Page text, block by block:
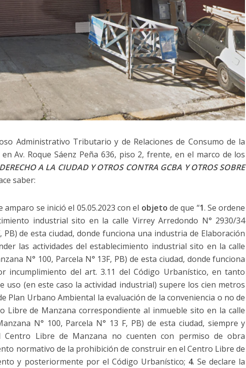
Administrativo Tributario y de Relaciones de Consumo de la
Av. Roque Sáenz Peña 636, piso 2, frente, en el marco de los
A LA CIUDAD Y OTROS CONTRA GCBA Y OTROS SOBRE
saber:
se inició el 05.05.2023 con el objeto de que “1. Se ordene
industrial sito en la calle Virrey Arredondo N° 2930/34
PB) de esta ciudad, donde funciona una industria de Elaboración
las actividades del establecimiento industrial sito en la calle
N° 100, Parcela N° 13F, PB) de esta ciudad, donde funciona
incumplimiento del art. 3.11 del Código Urbanístico, en tanto
uso (en este caso la actividad industrial) supere los cien metros
Plan Urbano Ambiental la evaluación de la conveniencia o no de
Libre de Manzana correspondiente al inmueble sito en la calle
N° 100, Parcela N° 13 F, PB) de esta ciudad, siempre y
Libre de Manzana no cuenten con permiso de obra
normativo de la prohibición de construir en el Centro Libre de
y posteriormente por el Código Urbanístico; 4. Se declare la